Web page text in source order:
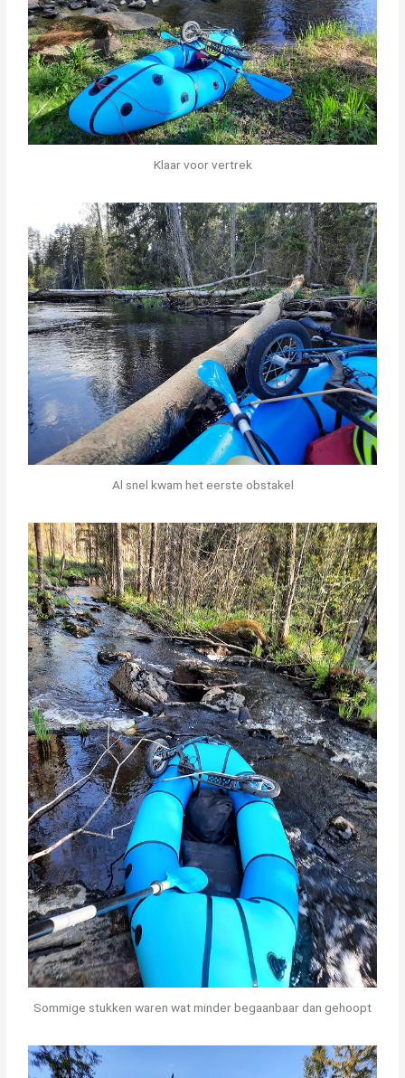
Klaar voor vertrek
Al snel kwam het eerste obstakel
Sommige stukken waren wat minder begaanbaar dan gehoopt